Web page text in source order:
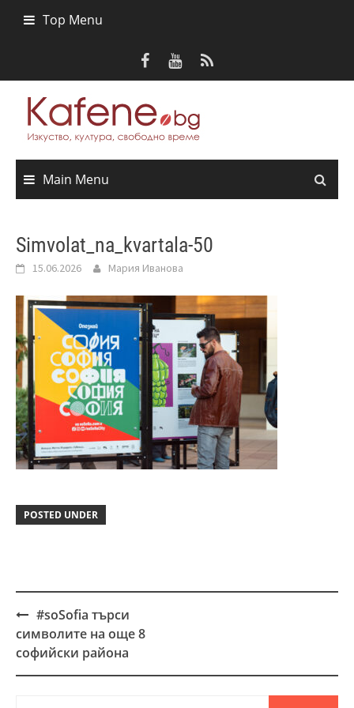
Top Menu
Main Menu
Simvolat_na_kvartala-50
15.06.2026 Мария Иванова
POSTED UNDER
Post
navigation
#soSofia търси
символите на още 8
софийски района